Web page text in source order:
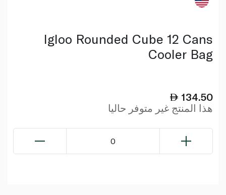
Igloo Rounded Cube 12 Cans
Cooler Bag
134.50
هذا المنتج غير متوفر حاليا
0